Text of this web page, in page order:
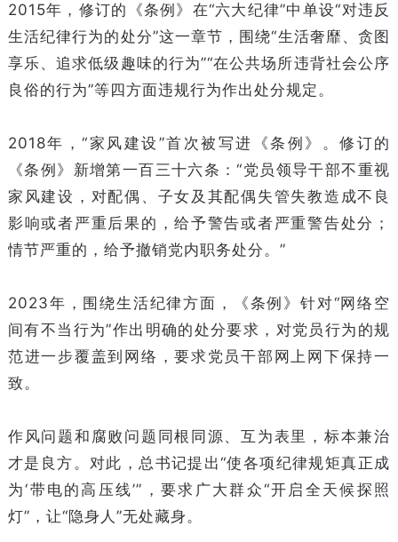
2015年，修订的《条例》在“六大纪律”中单设“对违反
生活纪律行为的处分”这一章节，围绕“生活奢靡、贪图
享乐、追求低级趣味的行为”“在公共场所违背社会公序
良俗的行为”等四方面违规行为作出处分规定。
2018年，“家风建设”首次被写进《条例》。修订的
《条例》新增第一百三十六条：“党员领导干部不重视
家风建设，对配偶、子女及其配偶失管失教造成不良
影响或者严重后果的，给予警告或者严重警告处分；
情节严重的，给予撤销党内职务处分。”
2023年，围绕生活纪律方面，《条例》针对“网络空
间有不当行为”作出明确的处分要求，对党员行为的规
范进一步覆盖到网络，要求党员干部网上网下保持一
致。
作风问题和腐败问题同根同源、互为表里，标本兼治
才是良方。对此，总书记提出“使各项纪律规矩真正成
为‘带电的高压线’”，要求广大群众“开启全天候探照
灯”，让“隐身人”无处藏身。